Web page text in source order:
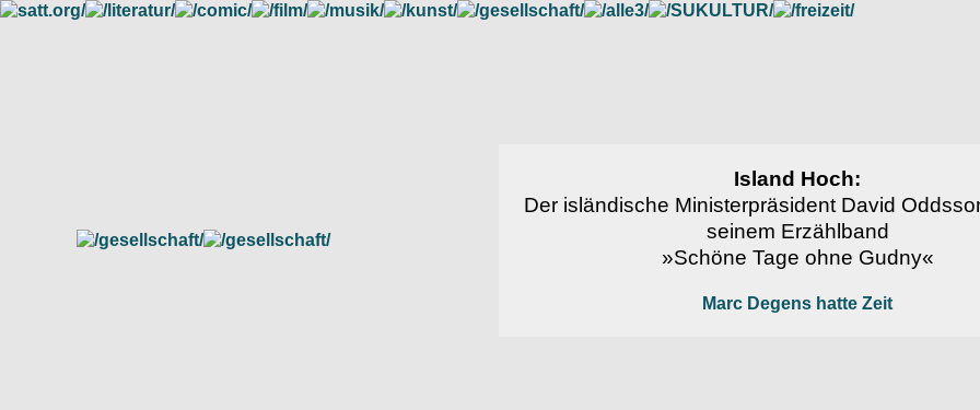
Island Hoch:
Der isländische Ministerpräsident David
seinem Erzählband
»Schöne Tage ohne Gudny«
Marc Degens hatte Zeit